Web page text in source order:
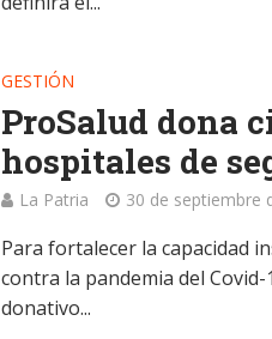
GESTIÓN
ProSalud dona
hospitales de
La Patria 30 de septiembre
Para fortalecer la capacidad
contra la pandemia del
donativo...